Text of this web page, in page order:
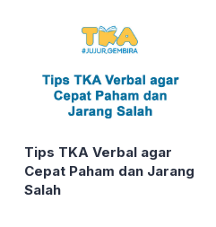
Tips TKA Verbal agar
Cepat Paham dan Jarang
Salah